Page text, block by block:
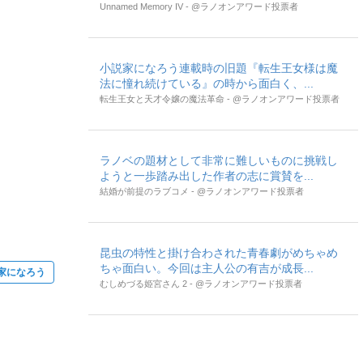
になろう
Unnamed Memory IV - @ラノオンアワード投票者
小説家になろう連載時の旧題『転生王女様は魔
法に憧れ続けている』の時から面白く、...
転生王女と天才令嬢の魔法革命 - @ラノオンアワード投票者
ラノベの題材として非常に難しいものに挑戦し
ようと一歩踏み出した作者の志に賞賛を...
結婚が前提のラブコメ - @ラノオンアワード投票者
昆虫の特性と掛け合わされた青春劇がめちゃめ
ちゃ面白い。今回は主人公の有吉が成長...
むしめづる姫宮さん 2 - @ラノオンアワード投票者